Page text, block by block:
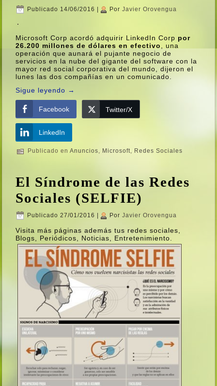
Publicado 14/06/2016 Por Javier Orovengua
Microsoft Corp acordó adquirir LinkedIn Corp por
26.200 millones de dólares en efectivo
, una
operación que aunará el pujante negocio de
servicios en la nube del gigante del software con la
mayor red social corporativa del mundo, dijeron el
lunes las dos compañí­as en un comunicado.
Sigue leyendo →
Facebook Twitter/X
LinkedIn
Publicado en Anuncios, Microsoft, Redes Sociales
El Sí­ndrome de las Redes
Sociales (SELFIE)
Publicado 27/01/2016 Por Javier Orovengua
Visita más páginas además tus redes sociales,
Blogs, Periódicos, Noticias, Entretenimiento.